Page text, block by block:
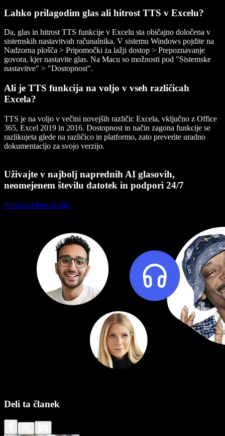
Lahko prilagodim glas ali hitrost TTS v Excelu?
Da, glas in hitrost TTS funkcije v Excelu sta običajno določena v
sistemskih nastavitvah računalnika. V sistemu Windows pojdite na
Nadzorna plošča > Pripomočki za lažji dostop > Prepoznavanje
govora, kjer nastavite glas. Na Macu so možnosti pod "Sistemske
nastavitve" > "Dostopnost".
Ali je TTS funkcija na voljo v vseh različicah
Excela?
TTS je na voljo v večini novejših različic Excela, vključno z Office
365, Excel 2019 in 2016. Dostopnost in način zagona funkcije se
razlikujeta glede na različico in platformo, zato preverite uradno
dokumentacijo za svojo verzijo.
Uživajte v najbolj naprednih AI glasovih,
neomejenem številu datotek in podpori 24/7
Preizkusi brezplačno
Deli ta članek